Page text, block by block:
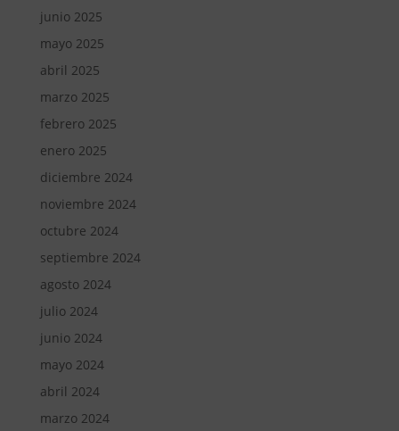
junio 2025
mayo 2025
abril 2025
marzo 2025
febrero 2025
enero 2025
diciembre 2024
noviembre 2024
octubre 2024
septiembre 2024
agosto 2024
julio 2024
junio 2024
mayo 2024
abril 2024
marzo 2024